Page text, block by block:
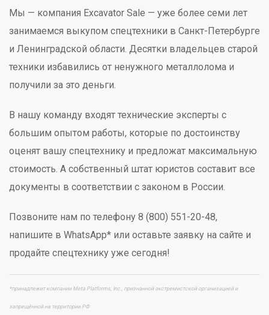
Мы — компания Excavator Sale — уже более семи лет
занимаемся выкупом спецтехники в Санкт-Петербурге
и Ленинградской области. Десятки владельцев старой
техники избавились от ненужного металлолома и
получили за это деньги.
В нашу команду входят технические эксперты с
большим опытом работы, которые по достоинству
оценят вашу спецтехнику и предложат максимальную
стоимость. А собственный штат юристов составит все
документы в соответствии с законом в России.
Позвоните нам по телефону 8 (800) 551-20-48,
напишите в WhatsApp* или оставьте заявку на сайте и
продайте спецтехнику уже сегодня!
*принадлежит компании Meta Platforms, Inc., признанной экстремистской организацией и
запрещённой на территории РФ